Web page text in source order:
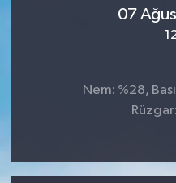
07
Nem: %28,